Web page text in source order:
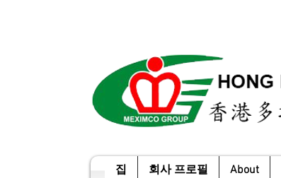
집 회사 프로필 About